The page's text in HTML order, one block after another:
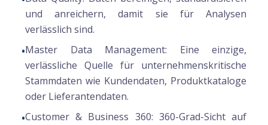
und anreichern, damit sie für Analysen
verlässlich sind.
•Master Data Management: Eine einzige,
verlässliche Quelle für unternehmenskritische
Stammdaten wie Kundendaten, Produktkataloge
oder Lieferantendaten.
•Customer & Business 360: 360-Grad-Sicht auf